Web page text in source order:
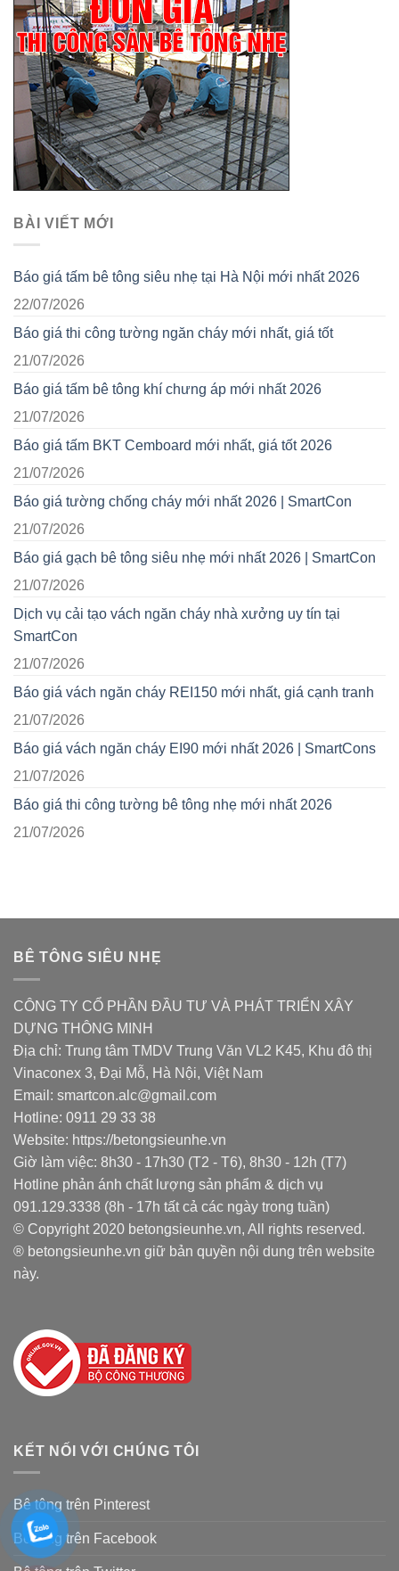
BÀI VIẾT MỚI
Báo giá tấm bê tông siêu nhẹ tại Hà Nội mới nhất 2026
22/07/2026
Báo giá thi công tường ngăn cháy mới nhất, giá tốt
21/07/2026
Báo giá tấm bê tông khí chưng áp mới nhất 2026
21/07/2026
Báo giá tấm BKT Cemboard mới nhất, giá tốt 2026
21/07/2026
Báo giá tường chống cháy mới nhất 2026 | SmartCon
21/07/2026
Báo giá gạch bê tông siêu nhẹ mới nhất 2026 | SmartCon
21/07/2026
Dịch vụ cải tạo vách ngăn cháy nhà xưởng uy tín tại
SmartCon
21/07/2026
Báo giá vách ngăn cháy REI150 mới nhất, giá cạnh tranh
21/07/2026
Báo giá vách ngăn cháy EI90 mới nhất 2026 | SmartCons
21/07/2026
Báo giá thi công tường bê tông nhẹ mới nhất 2026
21/07/2026
BÊ TÔNG SIÊU NHẸ
CÔNG TY CỔ PHẦN ĐẦU TƯ VÀ PHÁT TRIỂN XÂY
DỰNG THÔNG MINH
Địa chỉ: Trung tâm TMDV Trung Văn VL2 K45, Khu đô thị
Vinaconex 3, Đại Mỗ, Hà Nội, Việt Nam
Email: smartcon.alc@gmail.com
Hotline: 0911 29 33 38
Website: https://betongsieunhe.vn
Giờ làm việc: 8h30 - 17h30 (T2 - T6), 8h30 - 12h (T7)
Hotline phản ánh chất lượng sản phẩm & dịch vụ
091.129.3338 (8h - 17h tất cả các ngày trong tuần)
© Copyright 2020 betongsieunhe.vn, All rights reserved.
® betongsieunhe.vn giữ bản quyền nội dung trên website
này.
KẾT NỐI VỚI CHÚNG TÔI
Bê tông trên Pinterest
Bê tông trên Facebook